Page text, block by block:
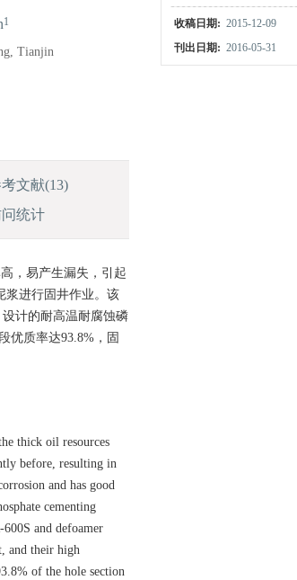
1
Tianjin
文献(13)
统计
，易产生漏失，引起
浆进行固井作业。该
设计的耐高温耐腐蚀磷
优质率达93.8%，固
thick oil resources
before, resulting in
and has good
cementing
and defoamer
and their high
of the hole section
收稿日期: 2015-12-09
刊出日期: 2016-05-31